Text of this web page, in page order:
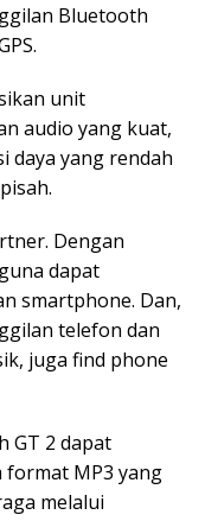
Bluetooth
unit
audio yang kuat,
daya yang rendah
Dengan
dapat
smartphone. Dan,
telefon dan
juga find phone
GT 2 dapat
format MP3 yang
melalui